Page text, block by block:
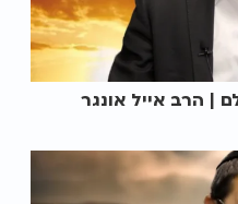
| הרב אייל אונגר